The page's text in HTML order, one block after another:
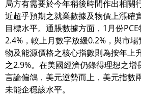
局方有需要於今年稍後時間作出相關
近超乎預期之就業數據及物價上漲確
目標水平。通脹數據方面，1月份
2.4%，較上月數字放緩0.2%，與市
物及能源價格之核心指數則為按年上
之2.9%。在美國經濟仍錄得理想之增
言論偏鴿，美元逆勢而上，美元指數
未能企穩該水平。